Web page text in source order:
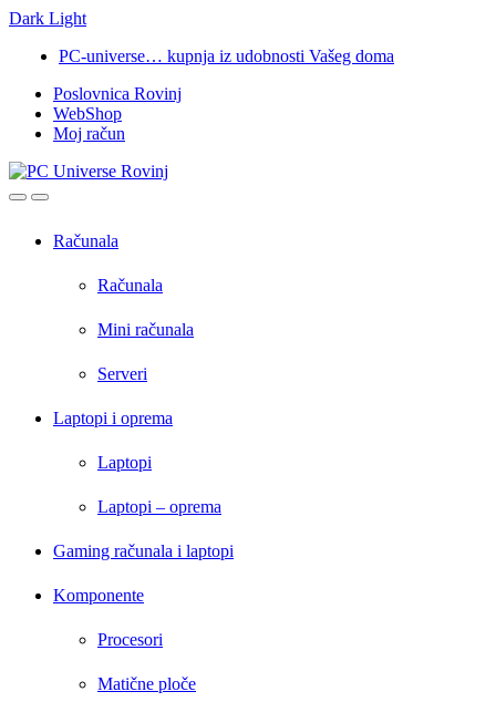
Dark Light
navigation
content
PC-universe… kupnja iz udobnosti Vašeg doma
Poslovnica Rovinj
WebShop
Moj račun
OpenClose
Računala
Računala
Mini računala
Serveri
Laptopi i oprema
Laptopi
Laptopi – oprema
Gaming računala i laptopi
Komponente
Procesori
Matične ploče